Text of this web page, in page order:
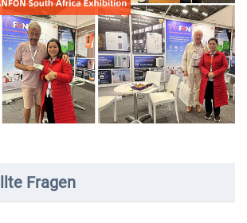
Fragen